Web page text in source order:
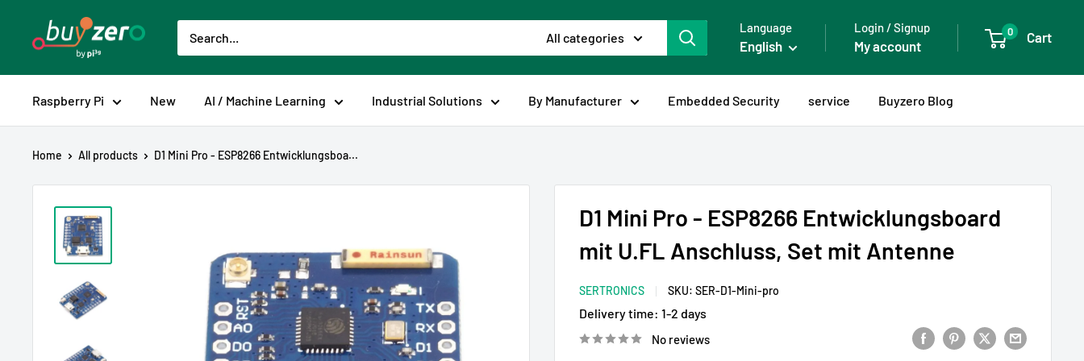
buyzero.de
All categories
Language
English
Login / Signup
My account
0 Cart
Raspberry Pi New AI / Machine Learning Industrial Solutions By Manufacturer Embedded Security service Buyzero Blog
Home All products D1 Mini Pro - ESP8266 Entwicklungsboa...
D1 Mini Pro - ESP8266 Entwicklungsboard
mit U.FL Anschluss, Set mit Antenne
SERTRONICS SKU: SER-D1-Mini-pro
Delivery time: 1-2 days
No reviews